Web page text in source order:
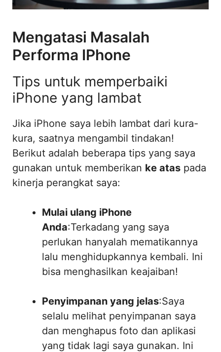
Mengatasi Masalah
Performa IPhone
Tips untuk memperbaiki
iPhone yang lambat
Jika iPhone saya lebih lambat dari kura-
kura, saatnya mengambil tindakan!
Berikut adalah beberapa tips yang saya
gunakan untuk memberikan ke atas pada
kinerja perangkat saya:
Mulai ulang iPhone
Anda:Terkadang yang saya
perlukan hanyalah mematikannya
lalu menghidupkannya kembali. Ini
bisa menghasilkan keajaiban!
Penyimpanan yang jelas:Saya
selalu melihat penyimpanan saya
dan menghapus foto dan aplikasi
yang tidak lagi saya gunakan. Ini